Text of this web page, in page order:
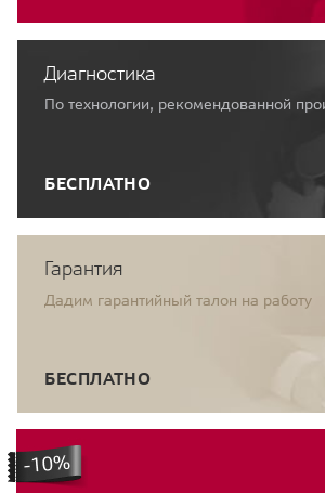
Диагностика
По технологии, рекомендованной
БЕСПЛАТНО
Гарантия
Дадим гарантийный талон на работу
БЕСПЛАТНО